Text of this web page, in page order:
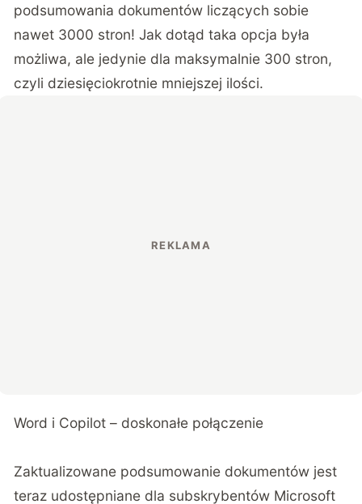
podsumowania dokumentów liczących sobie
nawet 3000 stron! Jak dotąd taka opcja była
możliwa, ale jedynie dla maksymalnie 300 stron,
czyli dziesięciokrotnie mniejszej ilości.
Word i Copilot – doskonałe połączenie
Zaktualizowane podsumowanie dokumentów jest
teraz udostępniane dla subskrybentów Microsoft